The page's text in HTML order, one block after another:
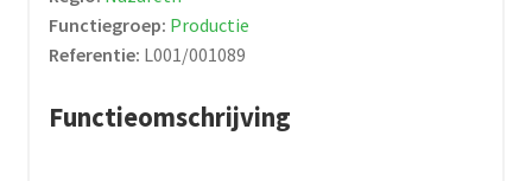
Functiegroep: Productie
Referentie: L001/001089
Functieomschrijving